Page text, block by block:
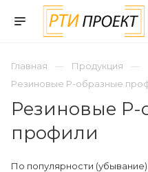
Главная
Продукция
Резиновые Р-образные
Резиновые Р-
профили
По популярности (убывание)